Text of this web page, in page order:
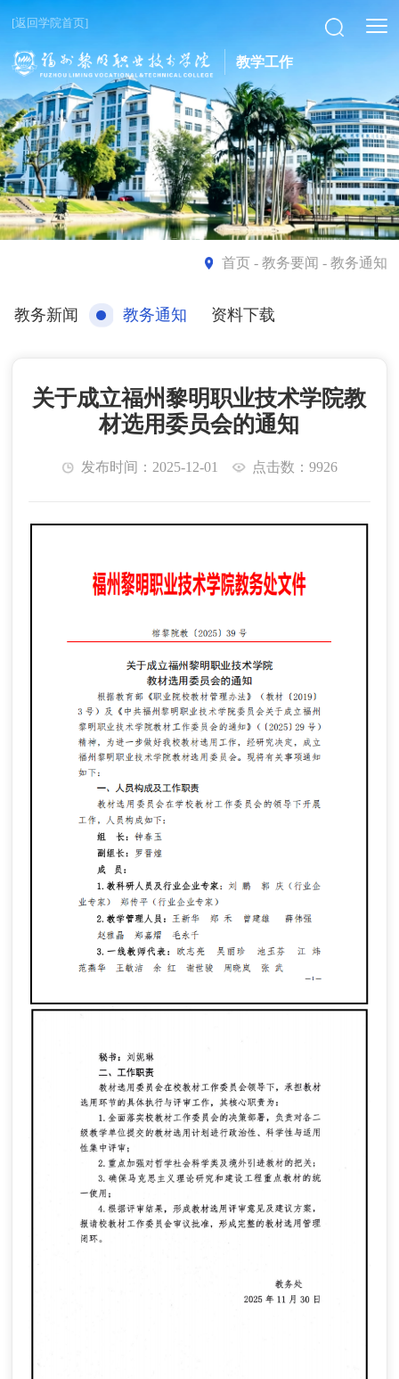
[返回学院首页]
教学工作
首页- 教务要闻 - 教务通知
教务新闻 教务通知 资料下载
关于成立福州黎明职业技术学院教
材选用委员会的通知
发布时间：2025-12-01 点击数：9926